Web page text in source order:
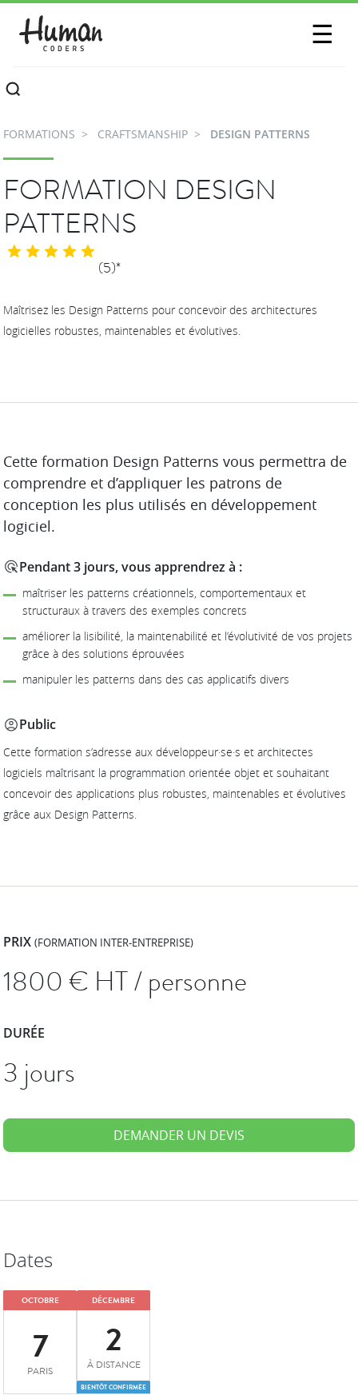
☰
CONTACTEZ-NOUS
FORMATIONS CRAFTSMANSHIP DESIGN PATTERNS
FORMATION DESIGN
PATTERNS
(5)*
Maîtrisez les Design Patterns pour concevoir des architectures
logicielles robustes, maintenables et évolutives.
DESCRIPTION
Cette formation Design Patterns vous permettra de
comprendre et d’appliquer les patrons de
conception les plus utilisés en développement
logiciel.
Pendant 3 jours, vous apprendrez à :
maîtriser les patterns créationnels, comportementaux et
structuraux à travers des exemples concrets
améliorer la lisibilité, la maintenabilité et l’évolutivité de vos projets
grâce à des solutions éprouvées
manipuler les patterns dans des cas applicatifs divers
Public
Cette formation s’adresse aux développeur·se·s et architectes
logiciels maîtrisant la programmation orientée objet et souhaitant
concevoir des applications plus robustes, maintenables et évolutives
grâce aux Design Patterns.
PRIX(FORMATION INTER-ENTREPRISE)
1800€ HT / personne
DURÉE
3 jours
DEMANDER UN DEVIS
Dates
OCTOBRE
7
PARIS
DÉCEMBRE
2
À DISTANCE
BIENTÔT CONFIRMÉE